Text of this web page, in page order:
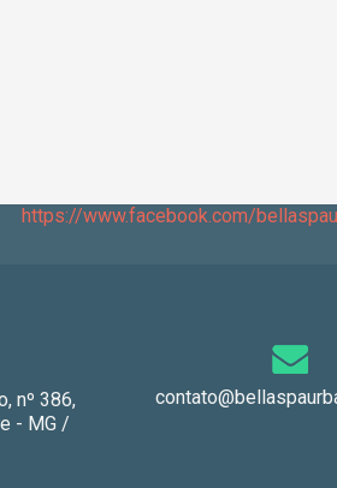
https://www.facebook.com/
nº 386,
- MG /